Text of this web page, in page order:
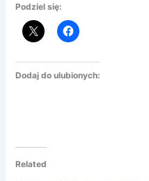
Podziel się:
Dodaj do ulubionych:
Related